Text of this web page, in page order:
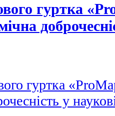
гуртка